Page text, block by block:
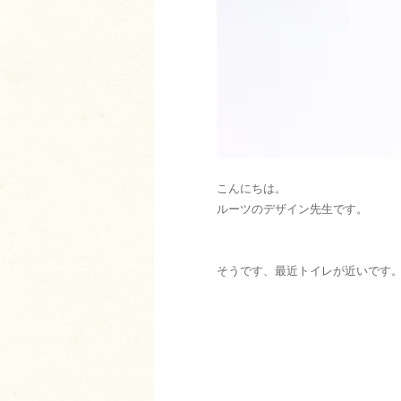
こんにちは。
ルーツのデザイン先生です。
そうです、最近トイレが近いです